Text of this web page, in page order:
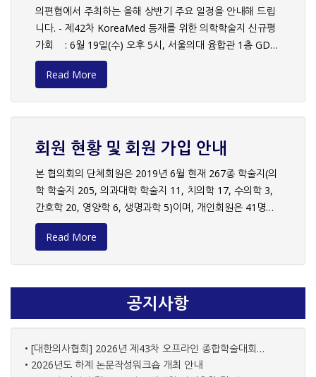
영문 소속의 줄바꿈도 논문에 따라 일정하지 않아서 향후 이
부분을 통일하는 것이 좋겠습니다. 초록 단어수를 잘 지킨 것
은 우수한 점이나, 일부 중심단어에서 약자를 사용하고 이에
대한 설명이 없는 것은 아쉬운 점이다. 본문의 오자는 발견되
지 않으나 투고규정에 있는 결론 부분이 없는 것은 비교적 중
것이 있는데, 이를 어떻게 통일하는 것이 바람직할 지는 향후
소수점 자리표기가 상이한 경우가 있었고, 표의 각주에서 오
자가 하나 발견되고, 약자 설명이 상세하지 못한 도형그림이
발견되는 것은 아쉬운 점입니다. 간기를 잘 지켰고, 게재논문
의 국내학술지 인용비율이 높은 것은 우수한 점인데, 참고문
헌 서지사항 오류가 많은 것은 아쉬운 점입니다. 오랜 역사를
가진 학술지이고 전반적으로 잘 관리되고 있는 학술지로서
전하게 되기를 바랍니다. 2. 대한조현병학회지 대한조현병학
회의 공식학술지로 국·영문으로 연 2회 발간되며, 심사대상
이 된 21권 2호 (2018년 10월호)에는 6편의 원저가 게재되
어 있습니다. 표지 디자인은 무난하며 서지사항에 오류가 없
습니다. 책등에 페이지를 표시하는 것을 권장합니다. 학회지
의편협에서 주최하는 올해 상반기 주요 일정을 안내해 드립
니다. - 제42차 KoreaMed 등재를 위한 의학학술지 신규평
가회 : 6월 19일(수) 오후 5시, 서울의대 융합관 1층 GDR
4, 5, 6 - 제13회 논문작성 워크숍 : 8월 17일(토), 신촌 세
브란스병원 본관 6층 은명대강당
Read More
회원 현황 및 회원 가입 안내
본 협의회의 단체회원은 2019년 6월 현재 267종 학술지(의
학 학술지 205, 의과대학 학술지 11, 치의학 17, 수의학 3,
간호학 20, 영양학 6, 생명과학 5)이며, 개인회원은 41명입
니다. 특별회원으로는 (주)갑우문화사, 거목문화사, 네이버
(주), 광문출판사, 메드랑(의학문화사), 아이비기획, 아카데
획, 최신의학사, (주)Compecs, Editage, InfoLumi, ML
communications(중앙문화사), XMLink(주)등 총 20개 단
체가 가입되어 있습니다. 단체회원 및 특별회원으로 가입을
원하는 단체는 대한의학학술지편집인협의회 홈페이지
(kamje.or.kr)의 회원가입 안내를 참고하거나 사무국(Tel:
Read More
공지사항
• [대한의사협회] 2026년 제43차 오프라인 종합학술대회 개최 안내
• 2026년도 하계 논문작성워크숍 개최 안내